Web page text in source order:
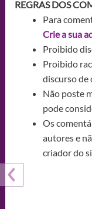
REGRAS DOS
Para
Crie a sua
Proibido
Proibido
discurso de
Não poste
pode
Os
autores e
criador do